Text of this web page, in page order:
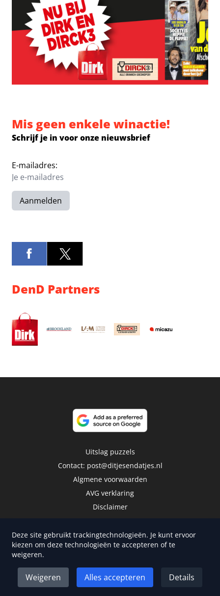
Mis geen enkele winactie!
Schrijf je in voor onze nieuwsbrief
E-mailadres:
Aanmelden
DenD Partners
Uitslag puzzels
Contact: post@ditjesendatjes.nl
Algmene voorwaarden
AVG verklaring
Disclaimer
Deze site gebruikt trackingtechnologieën. Je kunt ervoor
kiezen om deze technologieën te accepteren of te
weigeren.
Weigeren Alles accepteren Details